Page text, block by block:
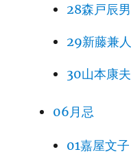
28森戸辰男
29新藤兼人
30山本康夫
06月忌
01嘉屋文子